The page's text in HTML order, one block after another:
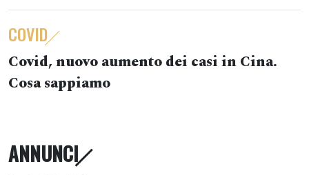
COVID
Covid, nuovo aumento dei casi in Cina.
Cosa sappiamo
ANNUNCI